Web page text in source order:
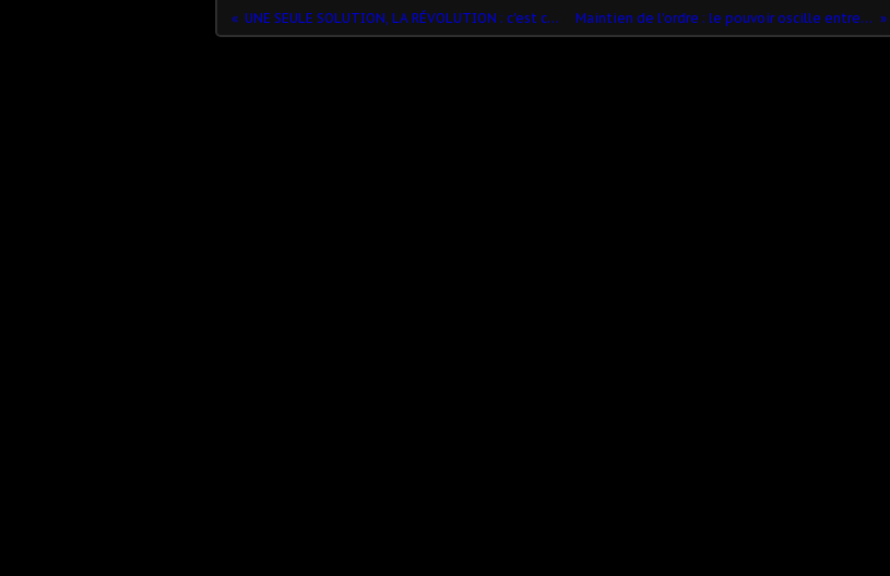
UNE SEULE SOLUTION, LA RÉVOLUTION : c'est ce que pensent 39 % des Français ! Maintien de l'ordre : le pouvoir oscille entre deux objectifs contradictoires